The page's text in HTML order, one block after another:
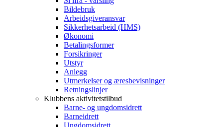
Bildebruk
Arbeidsgiveransvar
Sikkerhetsarbeid (HMS)
Økonomi
Betalingsformer
Forsikringer
Utstyr
Anlegg
Utmerkelser og æresbevisninger
Retningslinjer
Klubbens aktivitetstilbud
Barne- og ungdomsidrett
Barneidrett
Ungdomsidrett